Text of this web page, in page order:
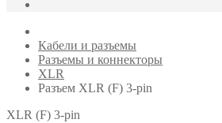
Кабели и разъемы
Разъемы и коннекторы
XLR
Разъем XLR (F) 3-pin
XLR (F) 3-pin